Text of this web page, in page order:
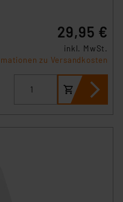
29,95 €
inkl. MwSt.
zu Versandkosten